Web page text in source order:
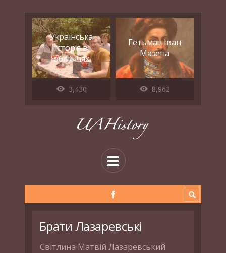
Українська
історія в
обличчях
3,430
Гетьман Іван
Мазепа
8,962
Брати Лазаревські
Світлина Матвій Лазаревський